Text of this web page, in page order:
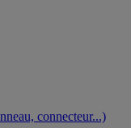
connecteur...)